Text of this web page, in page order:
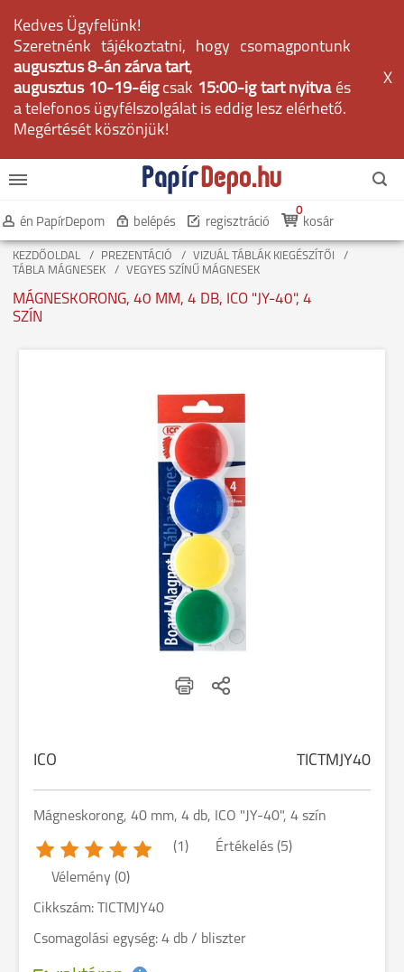
Kedves Ügyfelünk!
Szeretnénk tájékoztatni, hogy csomagpontunk
augusztus 8-án zárva tart,
augusztus 10-19-éig csak 15:00-ig tart nyitvaés
a telefonos ügyfélszolgálat is eddig lesz elérhető.
Megértését köszönjük!
X
én PapírDepom belépés regisztráció kosár
0
KEZDŐOLDAL PREZENTÁCIÓ
VIZUÁL TÁBLÁK KIEGÉSZÍTŐI
TÁBLA MÁGNESEK
VEGYES SZÍNŰ MÁGNESEK
MÁGNESKORONG, 40 MM, 4 DB, ICO "JY-40", 4
SZÍN
ICO TICTMJY40
Mágneskorong, 40 mm, 4 db, ICO "JY-40", 4 szín
(1) Értékelés (5)
Vélemény (0)
Cikkszám: TICTMJY40
Csomagolási egység: 4 db / bliszter